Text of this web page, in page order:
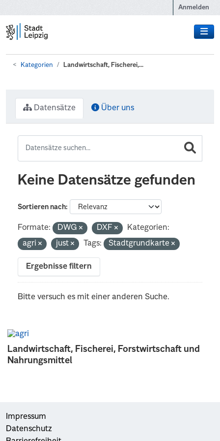
Anmelden
Kategorien Landwirtschaft, Fischerei,...
Landwirtschaft, Fischerei, Forstwirtschaft und
Nahrungsmittel
Datensätze Über uns
Keine Datensätze gefunden
Sortieren nach
Formate: DWG DXF
Kategorien:
agri
just Tags: Stadtgrundkarte
Ergebnisse filtern
Bitte versuch es mit einer anderen Suche.
Impressum
Datenschutz